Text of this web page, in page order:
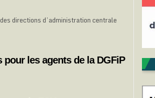
directions d’administration centrale
les agents de la DGFiP